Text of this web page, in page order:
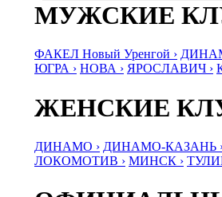
МУЖСКИЕ
ФАКЕЛ Новый Уренгой ›
ЮГРА › НОВА › ЯРОСЛАВИЧ ›
ЖЕНСКИЕ
ДИНАМО › ДИНАМО-КАЗАНЬ
ЛОКОМОТИВ › МИНСК ›